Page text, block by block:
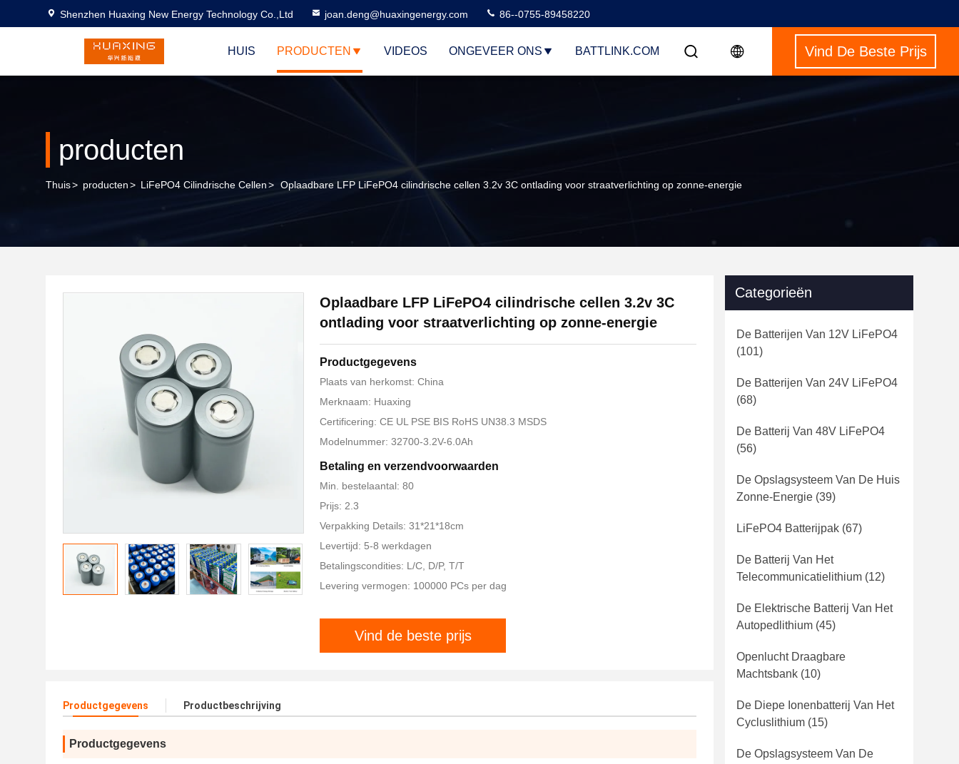
Shenzhen Huaxing New Energy Technology Co.,Ltd joan.deng@huaxingenergy.com 86--0755-89458220
HUIS PRODUCTEN VIDEOS ONGEVEER ONS BATTLINK.COM Vind De Beste Prijs
producten
Thuis> producten> LiFePO4 Cilindrische Cellen> Oplaadbare LFP LiFePO4 cilindrische cellen 3.2v 3C ontlading voor straatverlichting op zonne-energie
Oplaadbare LFP LiFePO4 cilindrische cellen 3.2v 3C
ontlading voor straatverlichting op zonne-energie
Productgegevens
Plaats van herkomst: China
Merknaam: Huaxing
Certificering: CE UL PSE BIS RoHS UN38.3 MSDS
Modelnummer: 32700-3.2V-6.0Ah
Betaling en verzendvoorwaarden
Min. bestelaantal: 80
Prijs: 2.3
Verpakking Details: 31*21*18cm
Levertijd: 5-8 werkdagen
Betalingscondities: L/C, D/P, T/T
Levering vermogen: 100000 PCs per dag
Vind de beste prijs
Productgegevens Productbeschrijving
Productgegevens
Categorieën
De Batterijen Van 12V LiFePO4
(101)
De Batterijen Van 24V LiFePO4
(68)
De Batterij Van 48V LiFePO4
(56)
De Opslagsysteem Van De Huis
Zonne-Energie (39)
LiFePO4 Batterijpak (67)
De Batterij Van Het
Telecommunicatielithium (12)
De Elektrische Batterij Van Het
Autopedlithium (45)
Openlucht Draagbare
Machtsbank (10)
De Diepe Ionenbatterij Van Het
Cycluslithium (15)
De Opslagsysteem Van De